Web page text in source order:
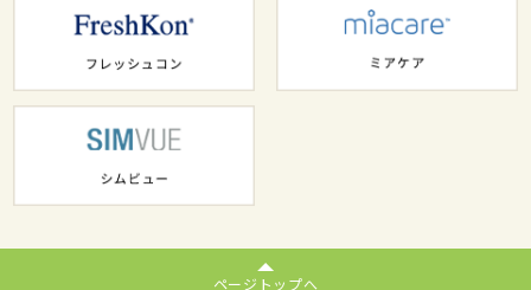
ページトップへ